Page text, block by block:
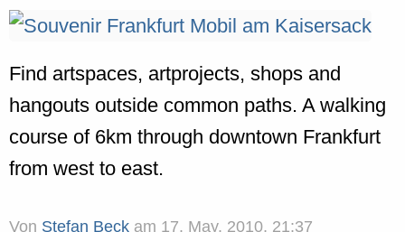
Find artspaces, artprojects, shops and
hangouts outside common paths. A walking
course of 6km through downtown Frankfurt
from west to east.
Von Stefan Beck am 17. May. 2010, 21:37